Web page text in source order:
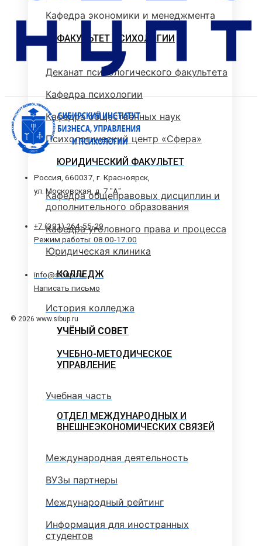
Кафедра экономики и менеджмента
ФАКУЛЬТЕТ ПСИХОЛОГИИ
Деканат психологического факультета
Кафедра психологии
Кафедра общественных наук
Психологический центр «Сфера»
ЮРИДИЧЕСКИЙ ФАКУЛЬТЕТ
Кафедра общеправовых дисциплин и
дополнительного образования
Кафедра уголовного права и процесса
Юридическая клиника
КОЛЛЕДЖ
История колледжа
УЧЁНЫЙ СОВЕТ
УЧЕБНО-МЕТОДИЧЕСКОЕ
УПРАВЛЕНИЕ
Учебная часть
ОТДЕЛ МЕЖДУНАРОДНЫХ И
ВНЕШНЕЭКОНОМИЧЕСКИХ СВЯЗЕЙ
Международная деятельность
ВУЗы партнеры
Международный рейтинг
Информация для иностранных
студентов
Россия, 660037, г. Красноярск,
ул. Московская, д. 7 "А"
+7 (391) 264-55-29
Режим работы: 08.00-17.00
info@sibup.ru
Написать письмо
© 2026 www.sibup.ru